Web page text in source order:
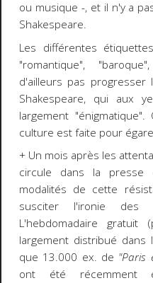
ou musique -, et il n'y a
Shakespeare.
Les différentes
"romantique",
d'ailleurs pas
Shakespeare, qui aux
largement
culture est faite pour
+ Un mois après les
circule dans la presse
modalités de cette
susciter l'ironie des
L'hebdomadaire gratuit
largement distribué dans
que 13.000 ex. de "Paris
ont été récemment